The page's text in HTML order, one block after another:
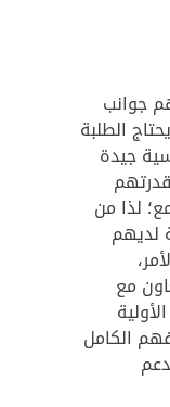
جوانب
الطلبة
جيدة
لذا من
لديهم
مع
الكامل